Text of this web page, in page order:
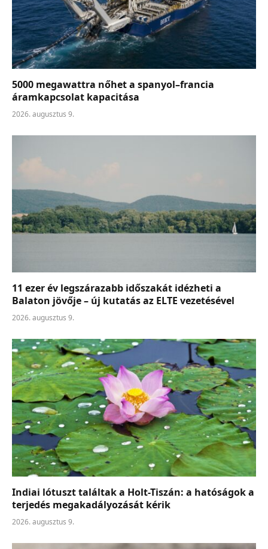
5000 megawattra nőhet a spanyol–francia
áramkapcsolat kapacitása
2026. augusztus 9.
11 ezer év legszárazabb időszakát idézheti a
Balaton jövője – új kutatás az ELTE vezetésével
2026. augusztus 9.
Indiai lótuszt találtak a Holt-Tiszán: a hatóságok a
terjedés megakadályozását kérik
2026. augusztus 9.